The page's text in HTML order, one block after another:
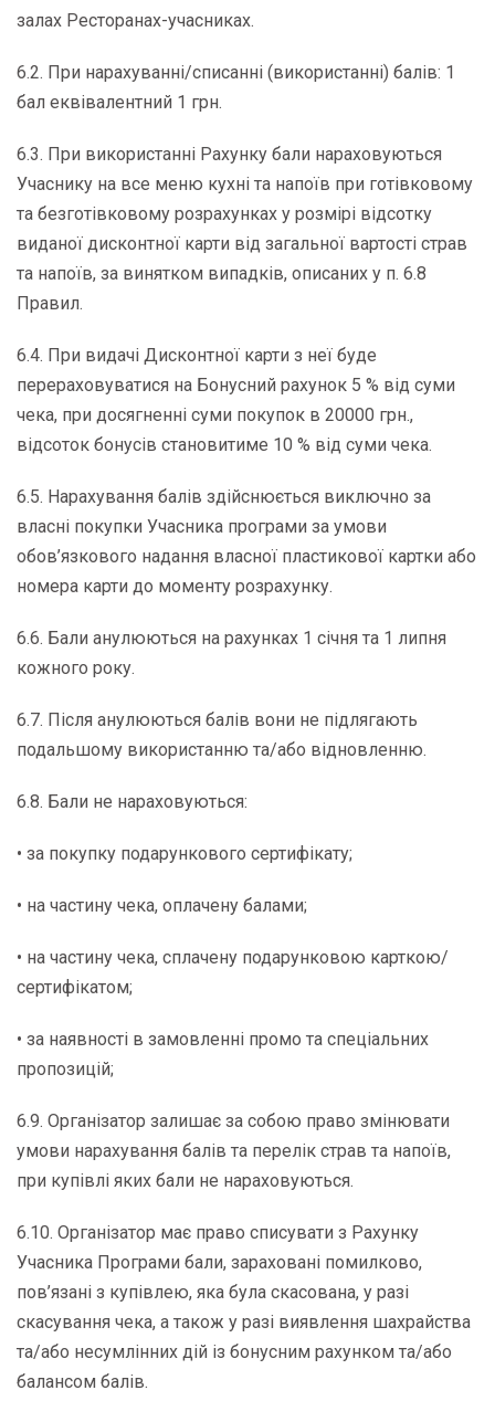
залах Ресторанах-учасниках.
6.2. При нарахуванні/списанні (використанні) балів: 1
бал еквівалентний 1 грн.
6.3. При використанні Рахунку бали нараховуються
Учаснику на все меню кухні та напоїв при готівковому
та безготівковому розрахунках у розмірі відсотку
виданої дисконтної карти від загальної вартості страв
та напоїв, за винятком випадків, описаних у п. 6.8
Правил.
6.4. При видачі Дисконтної карти з неї буде
перераховуватися на Бонусний рахунок 5 % від суми
чека, при досягненні суми покупок в 20000 грн.,
відсоток бонусів становитиме 10 % від суми чека.
6.5. Нарахування балів здійснюється виключно за
власні покупки Учасника програми за умови
обов’язкового надання власної пластикової картки або
номера карти до моменту розрахунку.
6.6. Бали анулюються на рахунках 1 січня та 1 липня
кожного року.
6.7. Після анулюються балів вони не підлягають
подальшому використанню та/або відновленню.
6.8. Бали не нараховуються:
• за покупку подарункового сертифікату;
• на частину чека, оплачену балами;
• на частину чека, сплачену подарунковою карткою/
сертифікатом;
• за наявності в замовленні промо та спеціальних
пропозицій;
6.9. Організатор залишає за собою право змінювати
умови нарахування балів та перелік страв та напоїв,
при купівлі яких бали не нараховуються.
6.10. Організатор має право списувати з Рахунку
Учасника Програми бали, зараховані помилково,
пов’язані з купівлею, яка була скасована, у разі
скасування чека, а також у разі виявлення шахрайства
та/або несумлінних дій із бонусним рахунком та/або
балансом балів.